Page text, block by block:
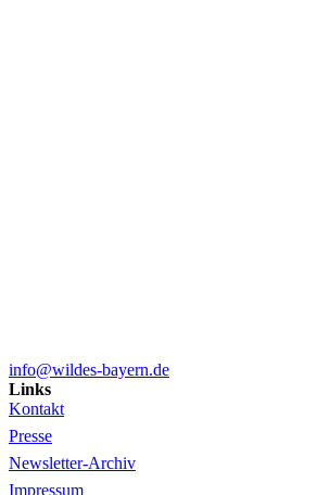
info@wildes-bayern.de
Links
Kontakt
Presse
Newsletter-Archiv
Impressum